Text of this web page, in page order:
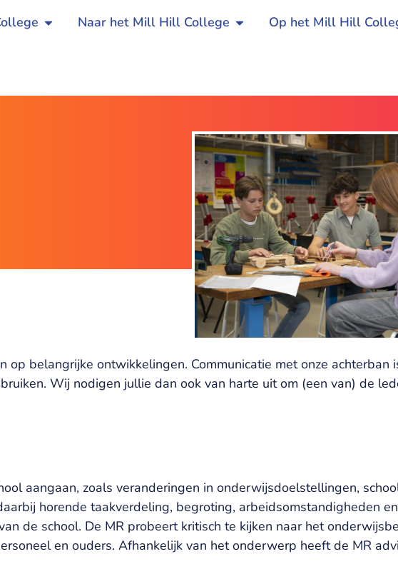
Naar het Mill Hill College Op het Mill Hill
belangrijke ontwikkelingen. Communicatie met onze achterban
Wij nodigen jullie dan ook van harte uit om (een van) de
aangaan, zoals veranderingen in onderwijsdoelstellingen,
horende taakverdeling, begroting, arbeidsomstandigheden
de school. De MR probeert kritisch te kijken naar het
en ouders. Afhankelijk van het onderwerp heeft de MR